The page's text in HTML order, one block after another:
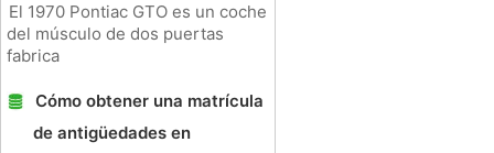
El 1970 Pontiac GTO es un coche
del músculo de dos puertas
fabrica
Cómo obtener una matrícula
de antigüedades en